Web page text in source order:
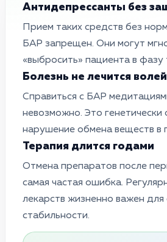
Антидепрессанты без
Прием таких средств без
БАР запрещен. Они могут
«выбросить» пациента в фазу
Болезнь не лечится волей
Справиться с БАР
невозможно. Это генетически
нарушение обмена веществ в
Терапия длится годами
Отмена препаратов после
самая частая ошибка.
лекарств жизненно важен для
стабильности.